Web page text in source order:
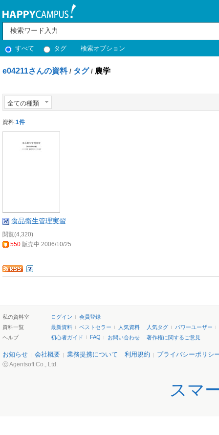
すべて タグ 検索オプション
e04211さんの資料 / タグ / 農学
全ての種類
資料:1件
食品衛生管理実習
閲覧(4,320)
550 販売中 2006/10/25
私の資料室 ログイン
会員登録
資料一覧
最新資料 ベストセラー 人気資料 人気タグ
パワーユーザー
ヘルプ
初心者ガイド FAQ お問い合わせ 著作権に関するご意見
お知らせ 会社概要 業務提携について 利用規約 プライバシーポリシ
ⓒ Agentsoft Co., Ltd.
スマ